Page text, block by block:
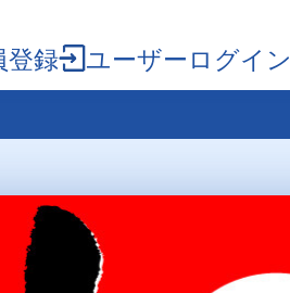
登録 ユーザーログイン